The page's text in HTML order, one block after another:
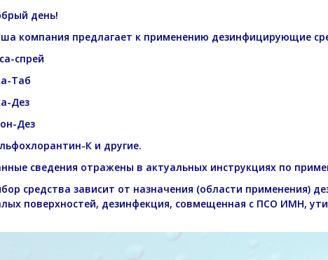
день!
компания предлагает к применению дезинфицирующие
спрей
Таб
Дез
Дез
К и другие.
сведения отражены в актуальных инструкциях по
средства зависит от назначения (области применения)
поверхностей, дезинфекция, совмещенная с ПСО ИМН,